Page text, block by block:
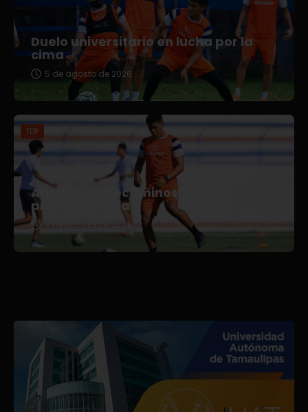
Duelo universitario en lucha por la
cima
5 de agosto de 2026
TDP
Afianza Correcaminos TDP su
pretemporada
3 de agosto de 2026